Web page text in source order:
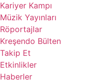
Kariyer Kampı
Müzik Yayınları
Röportajlar
Kreşendo Bülten
Takip Et
Etkinlikler
Haberler